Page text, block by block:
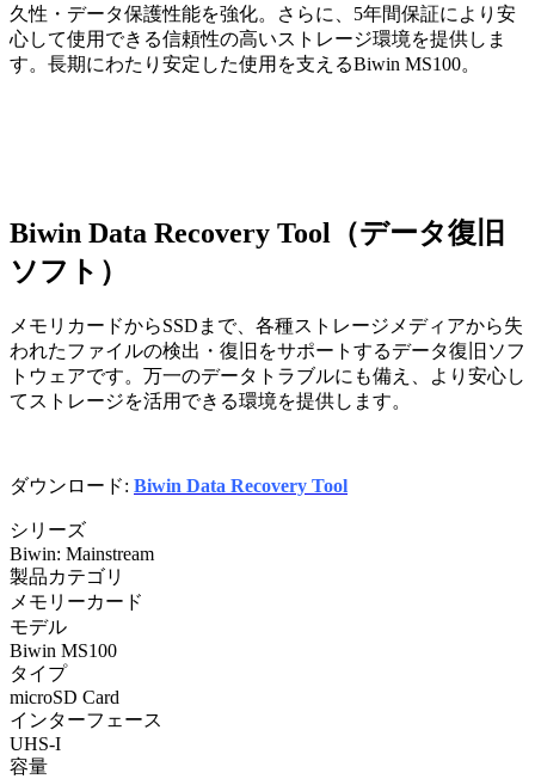
久性・データ保護性能を強化。さらに、5年間保証により安
心して使用できる信頼性の高いストレージ環境を提供しま
す。長期にわたり安定した使用を支えるBiwin MS100。
Biwin Data Recovery Tool（データ復旧
ソフト）
メモリカードからSSDまで、各種ストレージメディアから失
われたファイルの検出・復旧をサポートするデータ復旧ソフ
トウェアです。万一のデータトラブルにも備え、より安心し
てストレージを活用できる環境を提供します。
ダウンロード: Biwin Data Recovery Tool
シリーズ
Biwin: Mainstream
製品カテゴリ
メモリーカード
モデル
Biwin MS100
タイプ
microSD Card
インターフェース
UHS-I
容量